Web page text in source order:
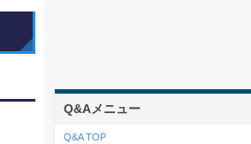
Q&Aメニュー
Q&A TOP